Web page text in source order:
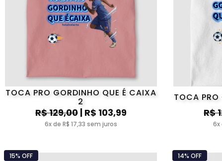
TOCA PRO GORDINHO QUE É CAIXA
2
R$ 129,00| R$ 103,99
6x de R$ 17,33 sem juros
TOCA PRO
R$
6x
15% OFF 14% OFF